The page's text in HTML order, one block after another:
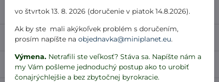
Popis
Recenzie 0
Diskusia 0
vo štvrtok 13. 8. 2026 (doručenie v piatok 14.8.2026).
Ak by ste mali akýkoľvek problém s doručením,
prosím napíšte naobjednavka@miniplanet.eu.
Výmena. Netrafili ste veľkosť? Stáva sa. Napíšte nám a
my Vám pošleme jednoduchý postup ako to urobiť
čonajrýchlejšie a bez zbytočnej byrokracie.